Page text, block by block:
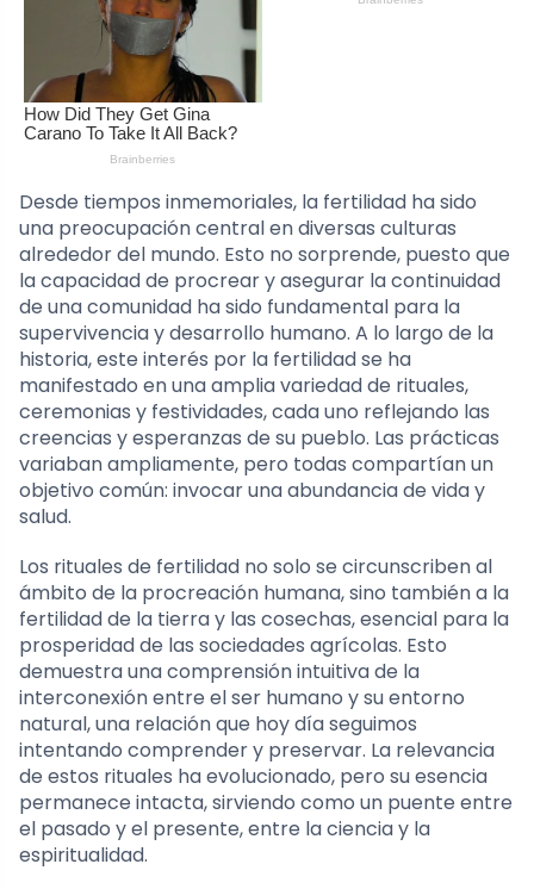
Desde tiempos inmemoriales, la fertilidad ha sido
una preocupación central en diversas culturas
alrededor del mundo. Esto no sorprende, puesto que
la capacidad de procrear y asegurar la continuidad
de una comunidad ha sido fundamental para la
supervivencia y desarrollo humano. A lo largo de la
historia, este interés por la fertilidad se ha
manifestado en una amplia variedad de rituales,
ceremonias y festividades, cada uno reflejando las
creencias y esperanzas de su pueblo. Las prácticas
variaban ampliamente, pero todas compartían un
objetivo común: invocar una abundancia de vida y
salud.
Los rituales de fertilidad no solo se circunscriben al
ámbito de la procreación humana, sino también a la
fertilidad de la tierra y las cosechas, esencial para la
prosperidad de las sociedades agrícolas. Esto
demuestra una comprensión intuitiva de la
interconexión entre el ser humano y su entorno
natural, una relación que hoy día seguimos
intentando comprender y preservar. La relevancia
de estos rituales ha evolucionado, pero su esencia
permanece intacta, sirviendo como un puente entre
el pasado y el presente, entre la ciencia y la
espiritualidad.